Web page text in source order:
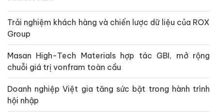
Trải nghiệm khách hàng và chiến lược dữ liệu của ROX
Group
Masan High-Tech Materials hợp tác GBI, mở rộng
chuỗi giá trị vonfram toàn cầu
Doanh nghiệp Việt gia tăng sức bật trong hành trình
hội nhập